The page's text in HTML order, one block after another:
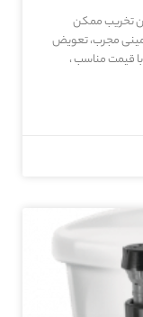
تخریب ممکن
مجرب، تعویض
قیمت مناسب ،